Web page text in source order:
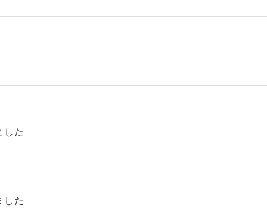
した
した